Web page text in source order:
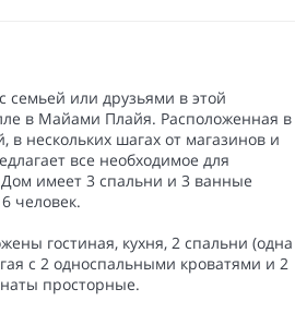
семьей или друзьями в этой
в Майами Плайя. Расположенная в
в нескольких шагах от магазинов и
все необходимое для
имеет 3 спальни и 3 ванные
человек.
гостиная, кухня, 2 спальни (одна
с 2 односпальными кроватями и 2
просторные.